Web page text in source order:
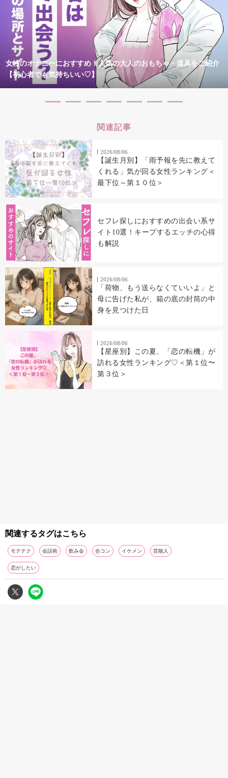
女性のオナニーにおすすめ！人気の大人のおもちゃ・道具をご紹介
【初心者でも気持ちいい♡】
関連記事
2026/08/06
【誕生月別】「雨予報を先に教えて
くれる」気が回る女性ランキング＜
最下位～第１０位＞
セフレ探しにおすすめの出会い系サ
イト10選！キープするエッチの心得
も解説
2026/08/06
「荷物、もう送らなくていいよ」と
母に告げた私が、箱の底の封筒の中
身を見つけた日
2026/08/06
【星座別】この夏、「恋の転機」が
訪れる女性ランキング♡＜第１位〜
第３位＞
関連するタグはこちら
モテテク 会話術 飲み会 合コン イケメン 芸能人
恋がしたい